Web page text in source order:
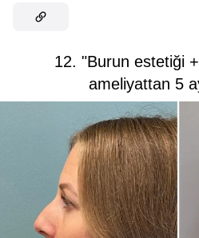
12. "Burun estetiği
ameliyattan 5